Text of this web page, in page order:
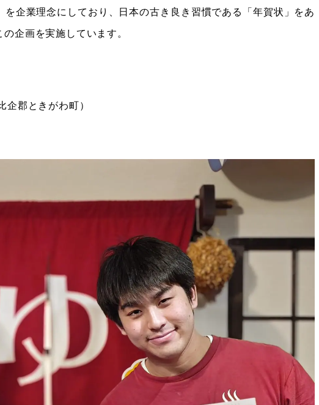
企業理念にしており、日本の古き良き習慣である「年賀状」をあ
企画を実施しています。
企郡ときがわ町）